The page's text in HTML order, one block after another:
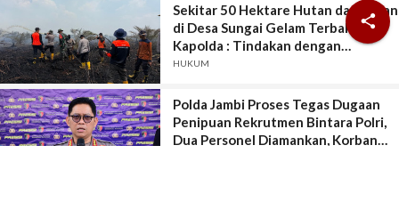

Sekitar 50 Hektare Hutan dan Lahan
di Desa Sungai Gelam Terbakar,
Kapolda : Tindakan dengan
Pemadaman dan Penegakan Hukum.
HUKUM
Polda Jambi Proses Tegas Dugaan
Penipuan Rekrutmen Bintara Polri,
Dua Personel Diamankan, Korban